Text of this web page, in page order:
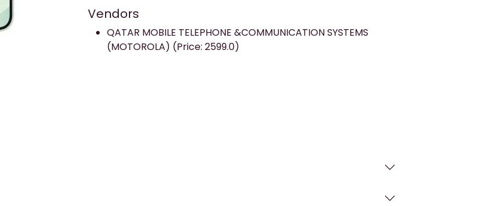
Vendors
QATAR MOBILE TELEPHONE &COMMUNICATION SYSTEMS
(MOTOROLA) (Price: 2599.0)